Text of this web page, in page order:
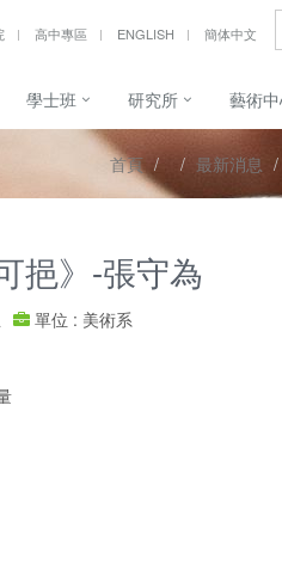
高中專區 ENGLISH 簡体中文
學士班 研究所 藝術
首頁 最新消息
挹》-張守為
單位 : 美術系